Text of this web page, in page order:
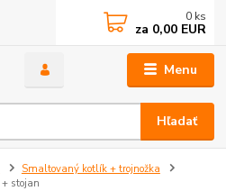
Menu
Hľadať
0 ks
za 0,00 EUR
Smaltovaný kotlík + trojnožka
stojan